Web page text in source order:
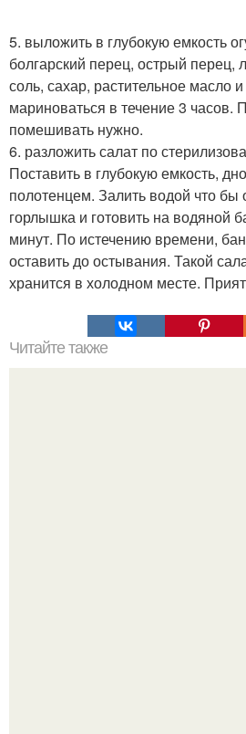
5. выложить в глубокую емкость
болгарский перец, острый перец,
соль, сахар, растительное масло
мариноваться в течение 3 часов.
помешивать нужно.
6. разложить салат по
Поставить в глубокую емкость,
полотенцем. Залить водой что бы
горлышка и готовить на водяной
минут. По истечению времени,
оставить до остывания. Такой
хранится в холодном месте.
Читайте также